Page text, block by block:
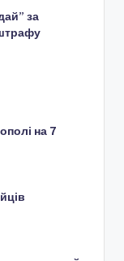
за
на 7